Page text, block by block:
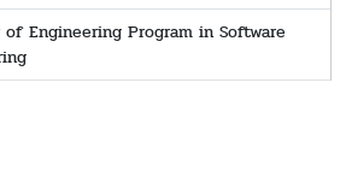
of Engineering Program in Software